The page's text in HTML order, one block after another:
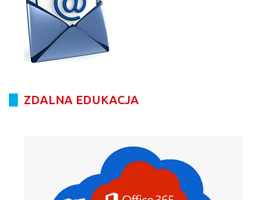
ZDALNA EDUKACJA